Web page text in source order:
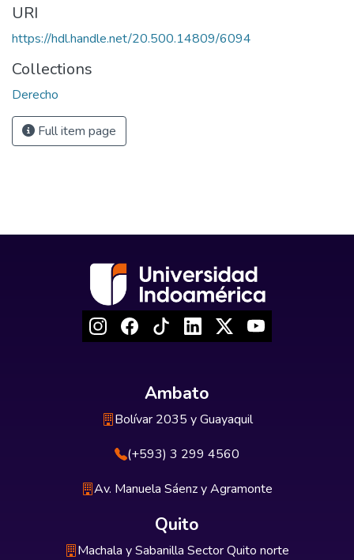
URI
https://hdl.handle.net/20.500.14809/6094
Collections
Derecho
Full item page
Ambato
Bolívar 2035 y Guayaquil
(+593) 3 299 4560
Av. Manuela Sáenz y Agramonte
Quito
Machala y Sabanilla Sector Quito norte